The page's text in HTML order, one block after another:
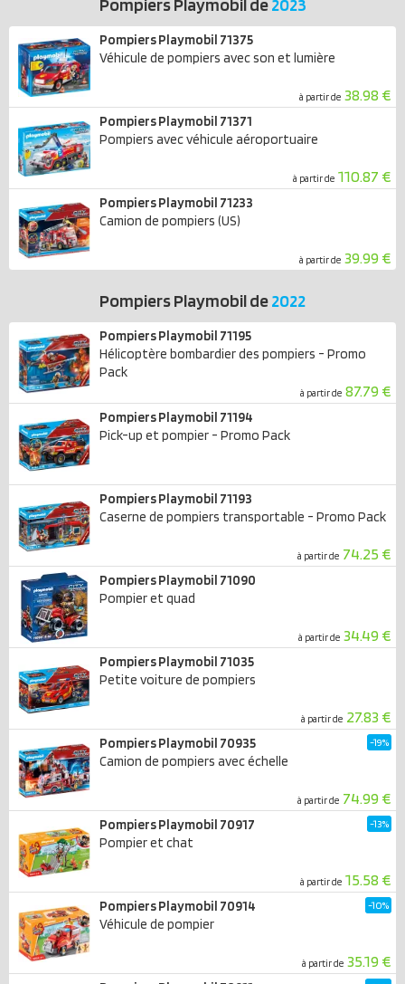
Pompiers Playmobil de2023
Pompiers Playmobil 71375
Véhicule de pompiers avec son et lumière
à partir de 38.98 €
Pompiers Playmobil 71371
Pompiers avec véhicule aéroportuaire
à partir de 110.87 €
Pompiers Playmobil 71233
Camion de pompiers (US)
à partir de 39.99 €
Pompiers Playmobil de2022
Pompiers Playmobil 71195
Hélicoptère bombardier des pompiers - Promo
Pack
à partir de 87.79 €
Pompiers Playmobil 71194
Pick-up et pompier - Promo Pack
Pompiers Playmobil 71193
Caserne de pompiers transportable - Promo Pack
à partir de 74.25 €
Pompiers Playmobil 71090
Pompier et quad
à partir de 34.49 €
Pompiers Playmobil 71035
Petite voiture de pompiers
à partir de 27.83 €
Pompiers Playmobil 70935
Camion de pompiers avec échelle
à partir de 74.99 €
-19%
Pompiers Playmobil 70917
Pompier et chat
à partir de 15.58 €
-13%
Pompiers Playmobil 70914
Véhicule de pompier
à partir de 35.19 €
-10%